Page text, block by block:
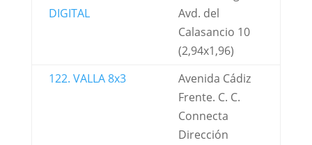
DIGITAL
Avd. del
Calasancio 10
(2,94x1,96)
122. VALLA 8x3
Avenida Cádiz
Frente. C. C.
Connecta
Dirección